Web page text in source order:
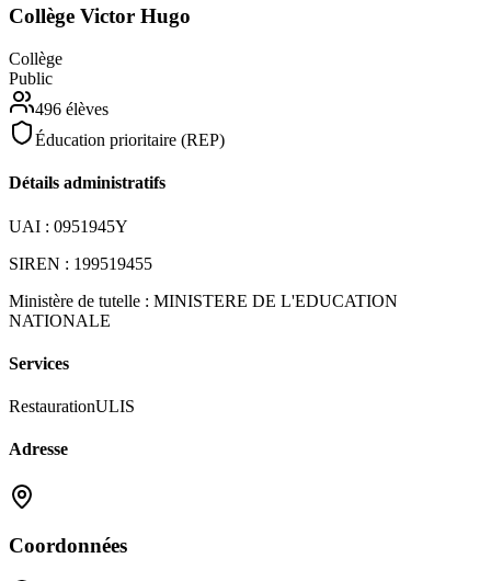
Collège Victor Hugo
Collège
Public
496 élèves
Éducation prioritaire (REP)
Détails administratifs
UAI : 0951945Y
SIREN : 199519455
Ministère de tutelle : MINISTERE DE L'EDUCATION
NATIONALE
Services
RestaurationULIS
Adresse
Coordonnées